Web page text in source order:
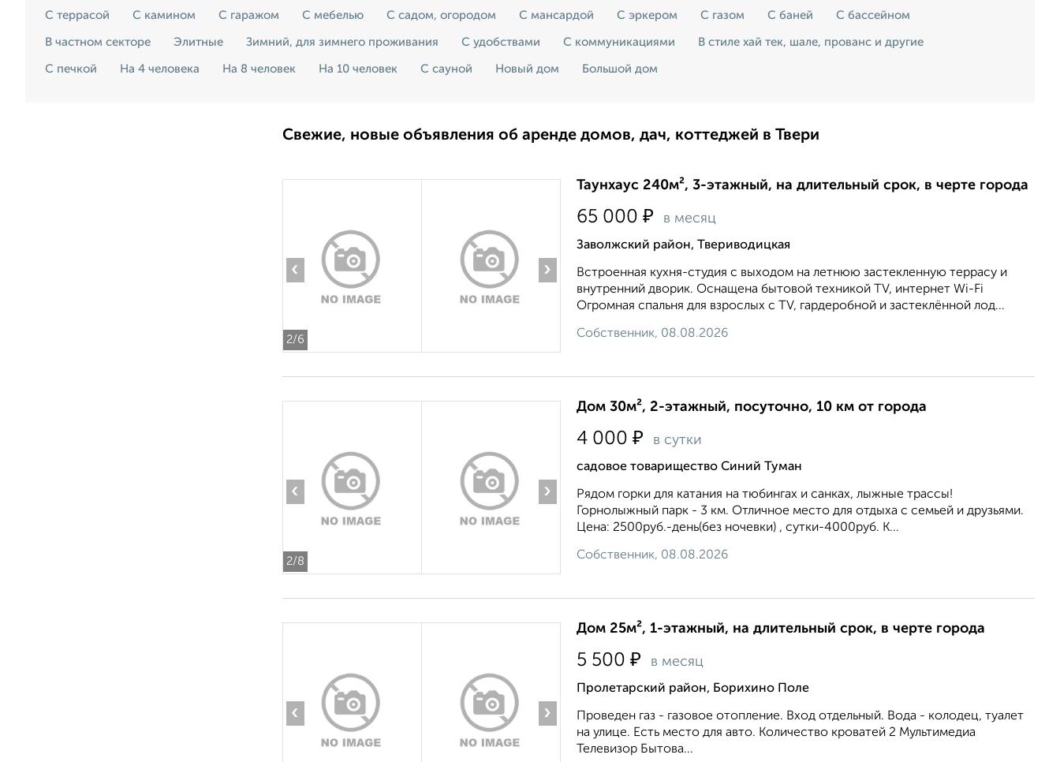
С террасой С камином С гаражом С мебелью С садом, огородом С мансардой С эркером С газом С баней С бассейном
В частном секторе Элитные Зимний, для зимнего проживания С удобствами С коммуникациями В стиле хай тек, шале, прованс и другие
С печкой На 4 человека На 8 человек На 10 человек С сауной Новый дом Большой дом
Свежие, новые объявления об аренде домов, дач, коттеджей в Твери
2/6
‹ ›
Таунхаус 240м², 3-этажный, на длительный срок, в черте города
65 000 ₽ в месяц
Заволжский район, Твериводицкая
Встроенная кухня-студия с выходом на летнюю застекленную террасу и
внутренний дворик. Оснащена бытовой техникой TV, интернет Wi-Fi
Огромная спальня для взрослых с TV, гардеробной и застеклённой лод...
Собственник, 08.08.2026
2/8
‹ ›
Дом 30м², 2-этажный, посуточно, 10 км от города
4 000 ₽ в сутки
садовое товарищество Синий Туман
Рядом горки для катания на тюбингах и санках, лыжные трассы!
Горнолыжный парк - 3 км. Отличное место для отдыха с семьей и друзьями.
Цена: 2500руб.-день(без ночевки) , сутки-4000руб. К...
Собственник, 08.08.2026
‹ ›
Дом 25м², 1-этажный, на длительный срок, в черте города
5 500 ₽ в месяц
Пролетарский район, Борихино Поле
Проведен газ - газовое отопление. Вход отдельный. Вода - колодец, туалет
на улице. Есть место для авто. Количество кроватей 2 Мультимедиа
Телевизор Бытова...